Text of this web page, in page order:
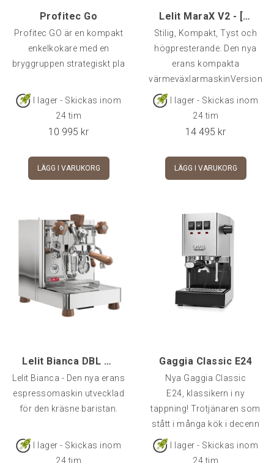
Profitec Go
Profitec GO är en kompakt
enkelkokare med en
bryggruppen strategiskt pla
I lager - Skickas inom
24 tim
10 995 kr
LÄGG I VARUKORG
Lelit MaraX V2 - [PL62X]
Stilig, Kompakt, Tyst och
högpresterande. Den nya
erans kompakta
värmeväxlarmaskinVersion
I lager - Skickas inom
24 tim
14 495 kr
LÄGG I VARUKORG
Lelit Bianca DBL V3 - Paddel
Lelit Bianca - Den nya erans
espressomaskin utvecklad
för den kräsne baristan.
I lager - Skickas inom
24 tim
Gaggia Classic E24
Nya Gaggia Classic
E24, klassikern i ny
tappning! Trotjänaren som
stått i många kök i decenn
I lager - Skickas inom
24 tim